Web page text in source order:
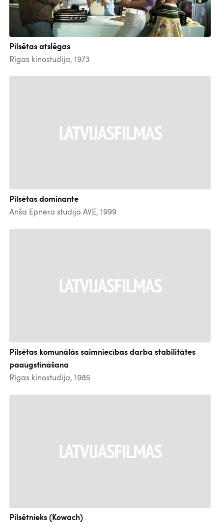
Pilsētas atslēgas
Rīgas kinostudija, 1973
Pilsētas dominante
Anša Epnera studija AVE, 1999
Pilsētas komunālās saimniecības darba stabilitātes
paaugstināšana
Rīgas kinostudija, 1985
Pilsētnieks (Kowach)